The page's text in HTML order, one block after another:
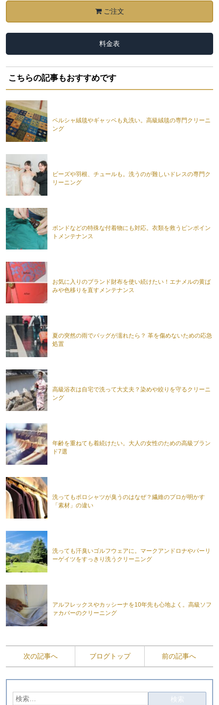
ご注文
料金表
こちらの記事もおすすめです
ペルシャ絨毯やギャッベも丸洗い。高級絨毯の専門クリーニ
ング
ビーズや羽根、チュールも。洗うのが難しいドレスの専門ク
リーニング
ボンドなどの特殊な付着物にも対応。衣類を救うピンポイン
トメンテナンス
お気に入りのブランド財布を使い続けたい！エナメルの黄ば
みや色移りを直すメンテナンス
夏の突然の雨でバッグが濡れたら？ 革を傷めないための応急
処置
高級浴衣は自宅で洗って大丈夫？染めや絞りを守るクリーニ
ング
年齢を重ねても着続けたい。大人の女性のための高級ブラン
ド7選
洗ってもポロシャツが臭うのはなぜ？繊維のプロが明かす
「素材」の違い
洗っても汗臭いゴルフウェアに。マークアンドロナやパーリ
ーゲイツをすっきり洗うクリーニング
アルフレックスやカッシーナを10年先も心地よく。高級ソフ
ァカバーのクリーニング
次の記事へ ブログトップ 前の記事へ